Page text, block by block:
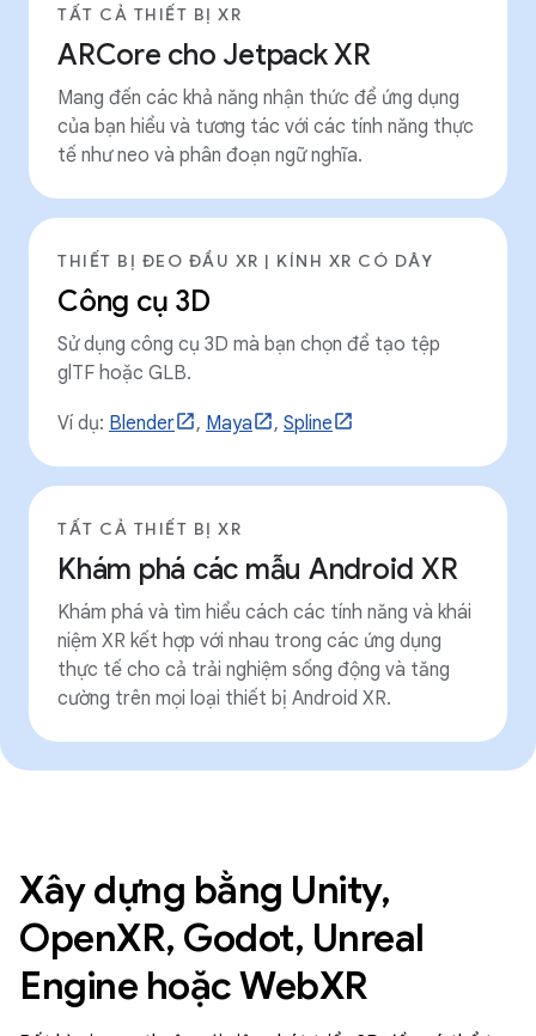
TẤT CẢ THIẾT BỊ XR
ARCore cho Jetpack XR
Mang đến các khả năng nhận thức để ứng dụng
của bạn hiểu và tương tác với các tính năng thực
tế như neo và phân đoạn ngữ nghĩa.
THIẾT BỊ ĐEO ĐẦU XR | KÍNH XR CÓ DÂY
Công cụ 3D
Sử dụng công cụ 3D mà bạn chọn để tạo tệp
glTF hoặc GLB.
Ví dụ: Blender , Maya , Spline
TẤT CẢ THIẾT BỊ XR
Khám phá các mẫu Android XR
Khám phá và tìm hiểu cách các tính năng và khái
niệm XR kết hợp với nhau trong các ứng dụng
thực tế cho cả trải nghiệm sống động và tăng
cường trên mọi loại thiết bị Android XR.
Xây dựng bằng Unity,
OpenXR, Godot, Unreal
Engine hoặc WebXR